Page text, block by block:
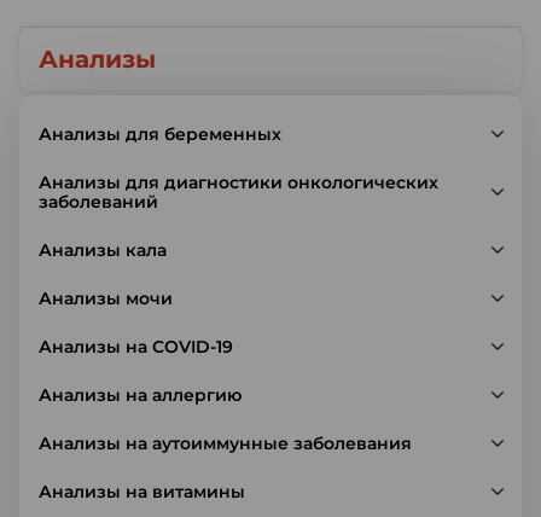
Анализы
Анализы для беременных
Анализы для диагностики онкологических
заболеваний
Анализы кала
Анализы мочи
Анализы на COVID-19
Анализы на аллергию
Анализы на аутоиммунные заболевания
Анализы на витамины